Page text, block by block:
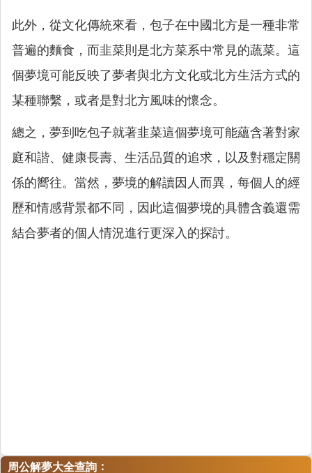
此外，從文化傳統來看，包子在中國北方是一種非常
普遍的麵食，而韭菜則是北方菜系中常見的蔬菜。這
個夢境可能反映了夢者與北方文化或北方生活方式的
某種聯繫，或者是對北方風味的懷念。
總之，夢到吃包子就著韭菜這個夢境可能蘊含著對家
庭和諧、健康長壽、生活品質的追求，以及對穩定關
係的嚮往。當然，夢境的解讀因人而異，每個人的經
歷和情感背景都不同，因此這個夢境的具體含義還需
結合夢者的個人情況進行更深入的探討。
周公解夢大全查詢 ：